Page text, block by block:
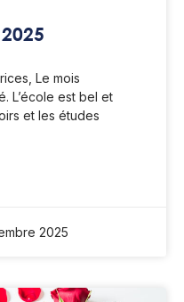
Le mois
L’école est bel et
et les études
2025